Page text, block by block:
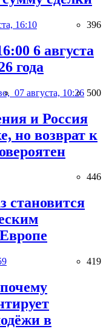
16:10 396
6 августа
года
07 августа, 10:26 500
и Россия
но возврат к
446
становится
419
в